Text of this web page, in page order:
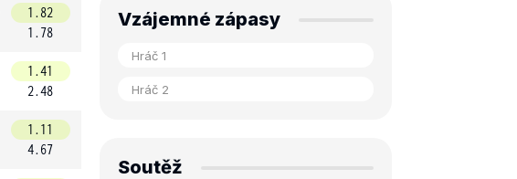
1.82
1.78
1.41
2.48
1.11
4.67
Vzájemné zápasy
Soutěž